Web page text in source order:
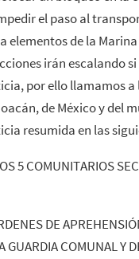
el paso al
elementos de la
irán escalando
por ello llamamos
de México y del
resumida en las
5 COMUNITARIOS
DE
GUARDIA COMUNAL Y